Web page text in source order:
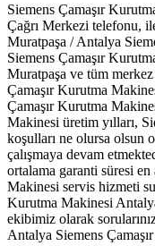
Siemens Çamaşır
Çağrı Merkezi telefonu,
Muratpaşa / Antalya
Siemens Çamaşır
Muratpaşa ve tüm
Çamaşır Kurutma
Çamaşır Kurutma
Makinesi üretim yılları,
koşulları ne olursa olsun
çalışmaya devam
ortalama garanti süresi en
Makinesi servis hizmeti
Kurutma Makinesi
ekibimiz olarak
Antalya Siemens